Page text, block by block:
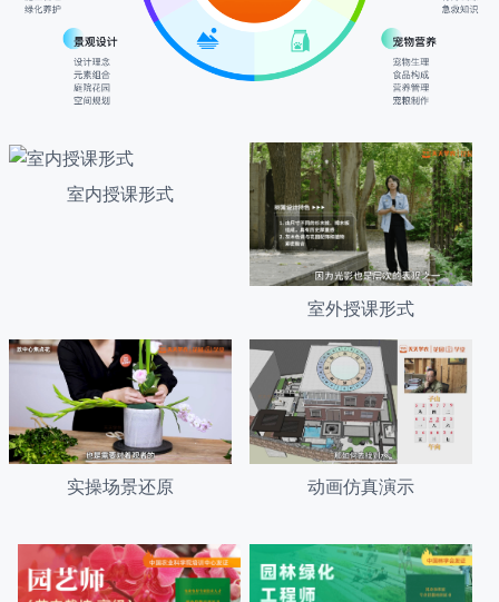
室内授课形式
室外授课形式
实操场景还原 动画仿真演示